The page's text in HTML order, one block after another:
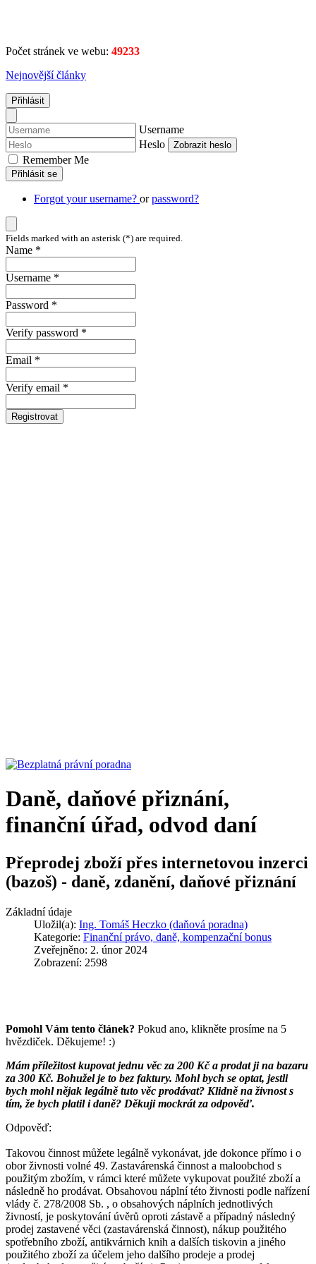
Počet stránek ve webu: 49233
Nejnovější články
Přihlásit
Username
Heslo
Zobrazit heslo
Remember Me
Přihlásit se
Forgot your username? orpassword?
Fields marked with an asterisk (*) are required.
Name *
Username *
Password *
Verify password *
Email *
Verify email *
Registrovat
Daně, daňové přiznání,
finanční úřad, odvod daní
Přeprodej zboží přes internetovou inzerci
(bazoš) - daně, zdanění, daňové přiznání
Základní údaje
Uložil(a): Ing. Tomáš Heczko (daňová poradna)
Kategorie: Finanční právo, daně, kompenzační bonus
Zveřejněno: 2. únor 2024
Zobrazení: 2598
Pomohl Vám tento článek? Pokud ano, klikněte prosíme na 5
hvězdiček. Děkujeme! :)
Mám příležitost kupovat jednu věc za 200 Kč a prodat ji na bazaru
za 300 Kč. Bohužel je to bez faktury. Mohl bych se optat, jestli
bych mohl nějak legálně tuto věc prodávat? Klidně na živnost s
tím, že bych platil i daně? Děkuji mockrát za odpověď.
Odpověď:
Takovou činnost můžete legálně vykonávat, jde dokonce přímo i o
obor živnosti volné 49. Zastavárenská činnost a maloobchod s
použitým zbožím, v rámci které můžete vykupovat použité zboží a
následně ho prodávat. Obsahovou náplní této živnosti podle nařízení
vlády č. 278/2008 Sb. , o obsahových náplních jednotlivých
živností, je poskytování úvěrů oproti zástavě a případný následný
prodej zastavené věci (zastavárenská činnost), nákup použitého
spotřebního zboží, antikvárnich knih a dalších tiskovin a jiného
použitého zboží za účelem jeho dalšího prodeje a prodej